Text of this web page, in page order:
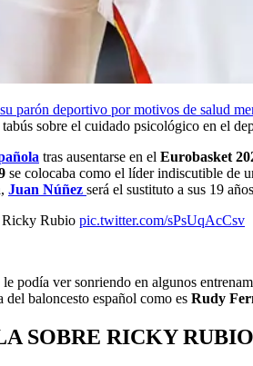
parón deportivo por motivos de salud
sobre el cuidado psicológico en el
tras ausentarse en el Eurobasket
se colocaba como el líder indiscutible de
Juan Núñez será el sustituto a sus 19
Ricky Rubio pic.twitter.com/sPsUqAcCsv
podía ver sonriendo en algunos
baloncesto español como es Rudy
SOBRE RICKY RUBIO